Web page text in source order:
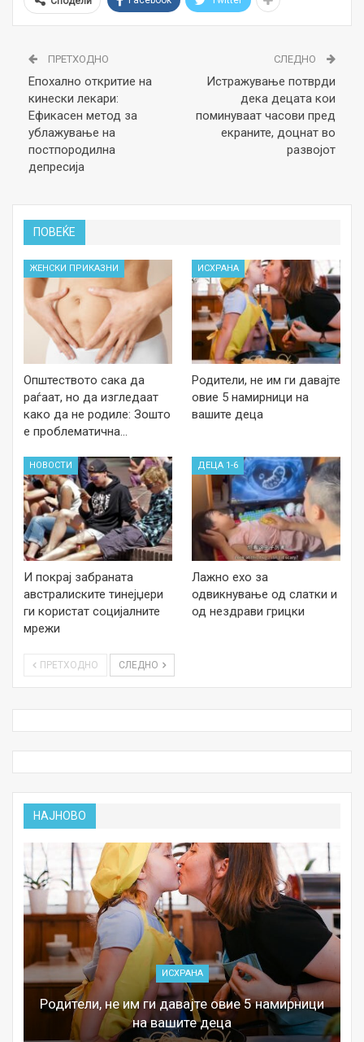
ПРЕТХОДНО
Епохално откритие на
кинески лекари:
Ефикасен метод за
ублажување на
постпородилна
депресија
СЛЕДНО
Истражување потврди
дека децата кои
поминуваат часови пред
екраните, доцнат во
развојот
ПОВЕЌЕ
ЖЕНСКИ ПРИКАЗНИ
Општеството сака да
раѓаат, но да изгледаат
како да не родиле: Зошто
е проблематична…
ИСХРАНА
Родители, не им ги давајте
овие 5 намирници на
вашите деца
НОВОСТИ
И покрај забраната
австралиските тинејџери
ги користат социјалните
мрежи
ДЕЦА 1-6
Лажно ехо за
одвикнување од слатки и
од нездрави грицки
ПРЕТХОДНО СЛЕДНО
НАЈНОВО
ИСХРАНА
Родители, не им ги давајте овие 5 намирници
на вашите деца